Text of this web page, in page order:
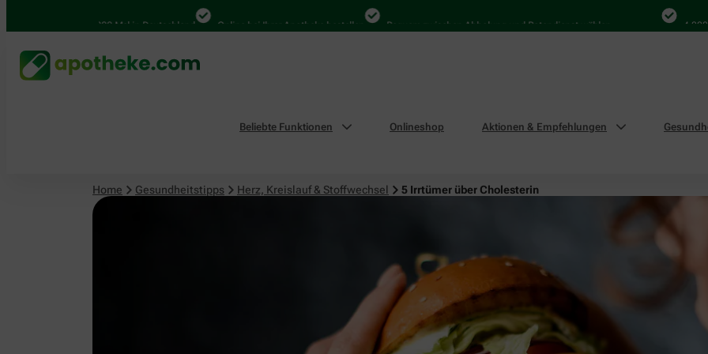
4.000 Mal in Deutschland Online bei Ihrer Apotheke bestellen Bequem zwischen Abholung und Botendienst wählen 4.000 Mal
Beliebte Funktionen Onlineshop Aktionen & Empfehlungen
Home Gesundheitstipps Herz, Kreislauf & Stoffwechsel 5 Irrtümer über Cholesterin
Herz, Kreislauf & Stoffwechsel